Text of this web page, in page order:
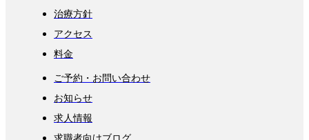
治療方針
アクセス
料金
ご予約・お問い合わせ
お知らせ
求人情報